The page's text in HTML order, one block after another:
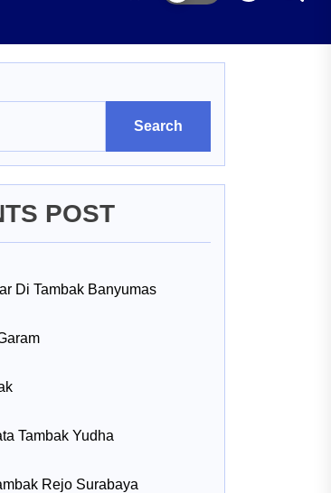
Search
POST
Di Tambak Banyumas
Tambak Yudha
Rejo Surabaya